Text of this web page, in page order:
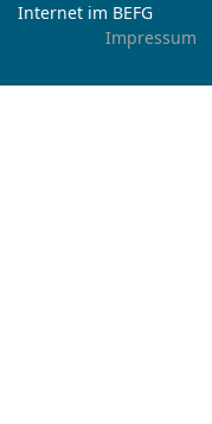
Internet im BEFG
Impressum